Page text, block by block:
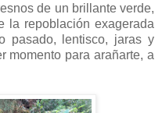
de un brillante verde,
la repoblación exagerada
pasado, lentisco, jaras y
momento para arañarte, a